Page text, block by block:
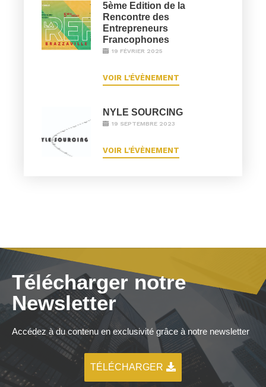
5ème Edition de la
Rencontre des
Entrepreneurs
Francophones
19 FÉVRIER 2025
VOIR L'ÉVÈNEMENT
NYLE SOURCING
19 SEPTEMBRE 2023
VOIR L'ÉVÈNEMENT
Télécharger notre
Newsletter
Accédez à du contenu en exclusivité grâce à notre newsletter
TÉLÉCHARGER